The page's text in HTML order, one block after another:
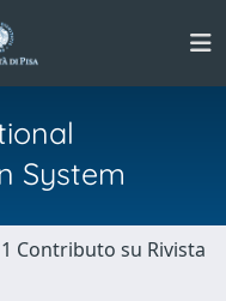
System
1 Contributo su Rivista